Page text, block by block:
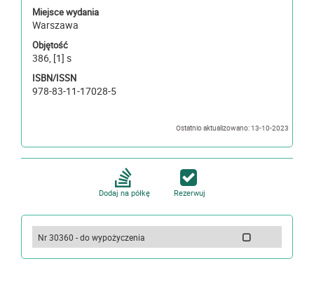
Miejsce wydania
Warszawa
Objętość
386, [1] s
ISBN/ISSN
978-83-11-17028-5
Ostatnio aktualizowano: 13-10-2023
Dodaj na półkę Rezerwuj
Nr 30360 - do wypożyczenia